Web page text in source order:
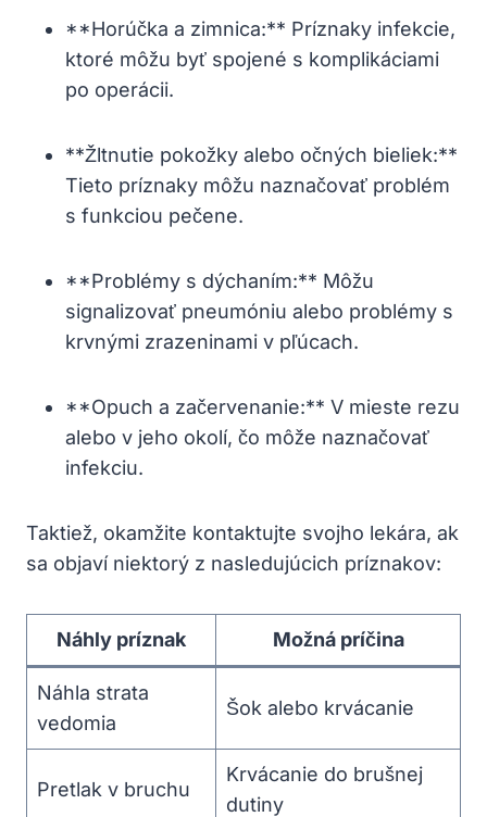
**Horúčka a zimnica:** Príznaky infekcie,
ktoré môžu byť spojené s komplikáciami
po operácii.
**Žltnutie pokožky alebo očných bieliek:**
Tieto príznaky môžu naznačovať problém
s funkciou pečene.
**Problémy s dýchaním:** Môžu
signalizovať pneumóniu alebo problémy s
krvnými zrazeninami v pľúcach.
**Opuch a začervenanie:** V mieste rezu
alebo v jeho okolí, čo môže naznačovať
infekciu.
Taktiež, okamžite kontaktujte svojho lekára, ak
sa objaví niektorý z nasledujúcich príznakov:
Náhly príznak Možná príčina
Náhla strata
vedomia
Šok alebo krvácanie
Pretlak v bruchu
Krvácanie do brušnej
dutiny